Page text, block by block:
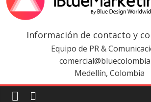
Revista
iBlue
Marketing
Información de contacto y
Equipo de PR &
Medellín, Colombia